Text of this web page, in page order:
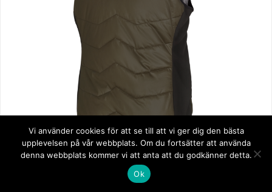
Det som skiljer denna väst från andra i Härkilas
linje är urringningen i V. Västen har en
Vi använder cookies för att se till att vi ger dig den bästa
upplevelsen på vår webbplats. Om du fortsätter att använda
denna webbplats kommer vi att anta att du godkänner detta.
Ok